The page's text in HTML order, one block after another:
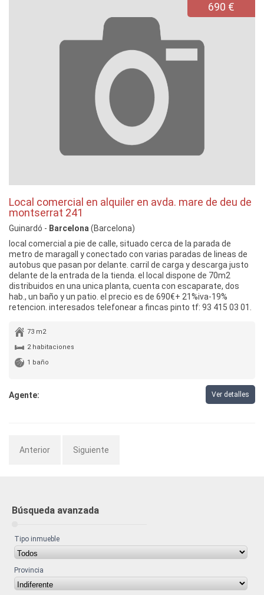
690 €
Local comercial en alquiler en avda. mare de deu de
montserrat 241
Guinardó - Barcelona (Barcelona)
local comercial a pie de calle, situado cerca de la parada de
metro de maragall y conectado con varias paradas de lineas de
autobus que pasan por delante. carril de carga y descarga justo
delante de la entrada de la tienda. el local dispone de 70m2
distribuidos en una unica planta, cuenta con escaparate, dos
hab., un baño y un patio. el precio es de 690€+ 21%iva-19%
retencion. interesados telefonear a fincas pinto tf: 93 415 03 01.
73 m2
2 habitaciones
1 baño
Agente: Ver detalles
Anterior Siguiente
Búsqueda avanzada
Tipo inmueble
Provincia